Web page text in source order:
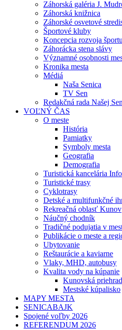
Záhorská galéria J.
Záhorská knižnica
Záhorské osvetové
Športové kluby
Koncepcia rozvoja športu
Záhorácka stena slávy
Významné osobnosti
Kronika mesta
Médiá
Naša Senica
TV Sen
Redakčná rada Našej
VOĽNÝ ČAS
O meste
História
Pamiatky
Symboly mesta
Geografia
Demografia
Turistická kancelária
Turistické trasy
Cyklotrasy
Detské a multifunkčné
Rekreačná oblasť Kunov
Náučný chodník
Tradičné podujatia v
Publikácie o meste a
Ubytovanie
Reštaurácie a kaviarne
Vlaky, MHD, autobusy
Kvalita vody na kúpanie
Kunovská
Mestské kúpalisko
MAPY MESTA
SENICABAJK
Spojené voľby 2026
REFERENDUM 2026